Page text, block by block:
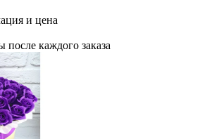
и цена
каждого заказа